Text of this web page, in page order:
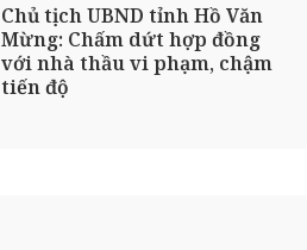
Chủ tịch UBND tỉnh Hồ Văn
Mừng: Chấm dứt hợp đồng
với nhà thầu vi phạm, chậm
tiến độ